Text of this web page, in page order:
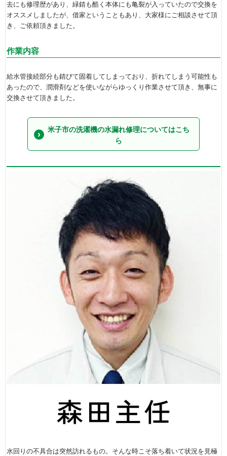
去にも修理歴があり、緑錆も酷く本体にも亀裂が入っていたので交換を
オススメしましたが、借家ということもあり、大家様にご相談させて頂
き、ご依頼頂きました。
作業内容
給水管接続部分も錆びて固着してしまっており、折れてしまう可能性も
あったので、潤滑剤などを使いながらゆっくり作業させて頂き、無事に
交換させて頂きました。
米子市の洗濯機の水漏れ修理についてはこち
ら
水回りの不具合は突然訪れるもの。そんな時こそ落ち着いて状況を見極